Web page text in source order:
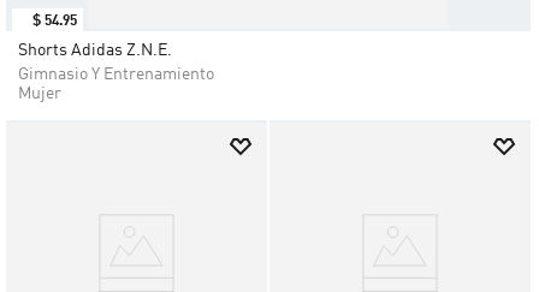
$ 54.95
Shorts Adidas Z.N.E.
Gimnasio Y Entrenamiento
Mujer